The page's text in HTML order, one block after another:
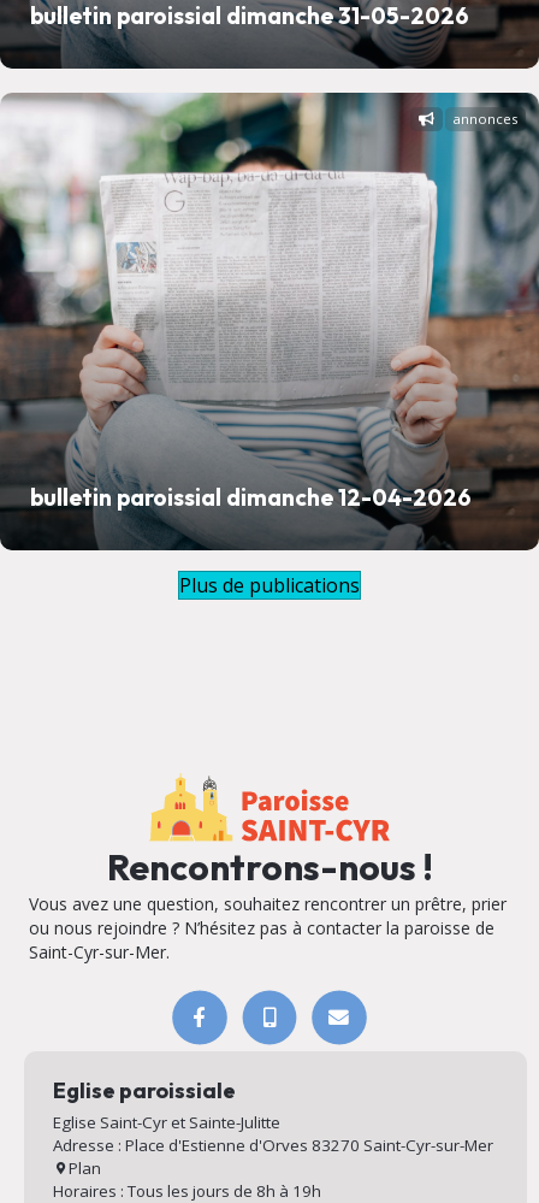
bulletin paroissial dimanche 31-05-2026
bulletin paroissial dimanche 12-04-2026
annonces
Plus de publications
Rencontrons-nous !
Vous avez une question, souhaitez rencontrer un prêtre, prier
ou nous rejoindre ? N’hésitez pas à contacter la paroisse de
Saint-Cyr-sur-Mer.
Eglise paroissiale
Eglise Saint-Cyr et Sainte-Julitte
Adresse : Place d'Estienne d'Orves 83270 Saint-Cyr-sur-Mer
Plan
Horaires : Tous les jours de 8h à 19h